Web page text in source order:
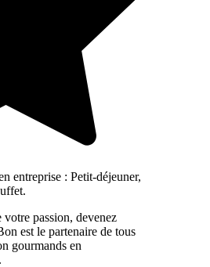
entreprise : Petit-déjeuner,
passion, devenez
est le partenaire de tous
gourmands en